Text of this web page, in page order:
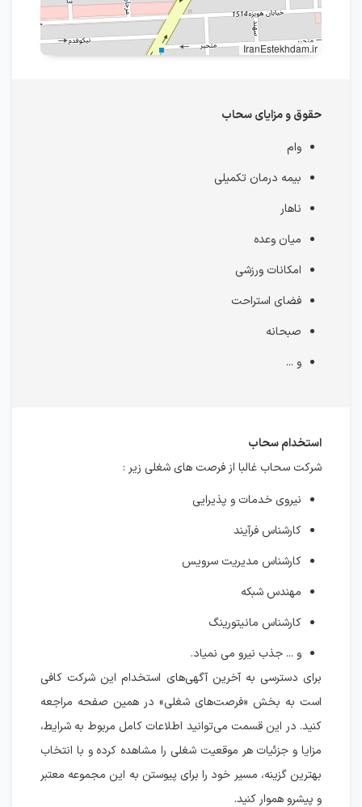
IranEstekhdam.ir
حقوق و مزایای سحاب
وام
بیمه درمان تکمیلی
ناهار
میان وعده
امکانات ورزشی
فضای استراحت
صبحانه
و ...
استخدام سحاب
شرکت سحاب غالبا از فرصت های شغلی زیر :
نیروی خدمات و پذیرایی
کارشناس فرآیند
کارشناس مدیریت سرویس
مهندس شبکه
کارشناس مانیتورینگ
و ... جذب نیرو می نمیاد.
برای دسترسی به آخرین آگهی‌های استخدام این شرکت کافی
است به بخش «فرصت‌های شغلی» در همین صفحه مراجعه
کنید. در این قسمت می‌توانید اطلاعات کامل مربوط به شرایط،
مزایا و جزئیات هر موقعیت شغلی را مشاهده کرده و با انتخاب
بهترین گزینه، مسیر خود را برای پیوستن به این مجموعه معتبر
و پیشرو هموار کنید.